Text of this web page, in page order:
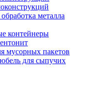
металла
контейнеры
мусорных пакетов
для сыпучих